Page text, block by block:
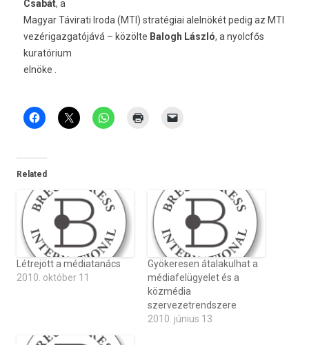
Csabát, a
Magyar Távirati Iroda (MTI) stratégiai alelnökét pedig az MTI
vezérigazgatójává – közölte Balogh László, a nyolcfős
kuratórium
elnöke .
Related
Létrejött a médiatanács
2010. október 11
Gyökeresen átalakulhat a
médiafelügyelet és a
közmédia
szervezetrendszere
2010. június 13